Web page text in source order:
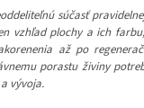
súčasť
vzhľad plochy a ich
až po
porastu živiny
vývoja.